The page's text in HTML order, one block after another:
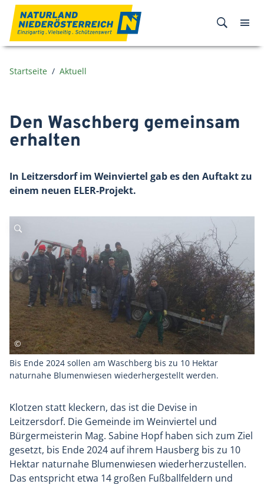
Zum Inhalt
Startseite Aktuell
Den Waschberg gemeinsam
erhalten
In Leitzersdorf im Weinviertel gab es den Auftakt zu
einem neuen ELER-Projekt.
Bis Ende 2024 sollen am Waschberg bis zu 10 Hektar
naturnahe Blumenwiesen wiederhergestellt werden.
Klotzen statt kleckern, das ist die Devise in
Leitzersdorf. Die Gemeinde im Weinviertel und
Bürgermeisterin Mag. Sabine Hopf haben sich zum Ziel
gesetzt, bis Ende 2024 auf ihrem Hausberg bis zu 10
Hektar naturnahe Blumenwiesen wiederherzustellen.
Das entspricht etwa 14 großen Fußballfeldern und